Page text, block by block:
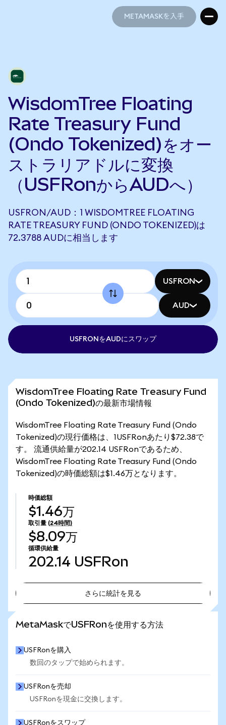
METAMASKを入手
WisdomTree Floating
Rate Treasury Fund
(Ondo Tokenized)をオー
ストラリアドルに変換
（USFRonからAUDへ）
USFRON/AUD：1 WISDOMTREE FLOATING
RATE TREASURY FUND (ONDO TOKENIZED)は
72.3788 AUDに相当します
USFRON
AUD
USFRONをAUDにスワップ
WisdomTree Floating Rate Treasury Fund
(Ondo Tokenized)の最新市場情報
WisdomTree Floating Rate Treasury Fund (Ondo
Tokenized)の現行価格は、1USFRonあたり$72.38で
す。 流通供給量が202.14 USFRonであるため、
WisdomTree Floating Rate Treasury Fund (Ondo
Tokenized)の時価総額は$1.46万となります。
時価総額
$1.46万
取引量 (24時間)
$8.09万
循環供給量
202.14 USFRon
さらに統計を見る
MetaMaskでUSFRonを使用する方法
USFRonを購入
数回のタップで始められます。
USFRonを売却
USFRonを現金に交換します。
USFRonをスワップ